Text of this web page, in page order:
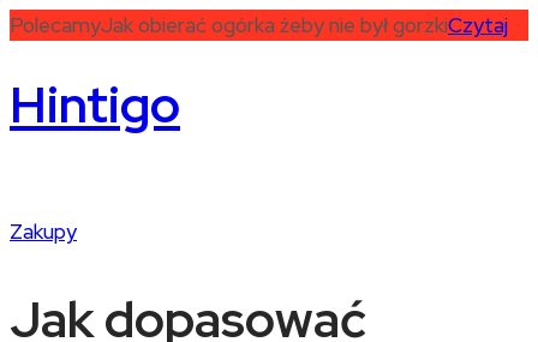
PolecamyJak obierać ogórka żeby nie był gorzkiCzytaj
Hintigo
Zakupy
Jak dopasować